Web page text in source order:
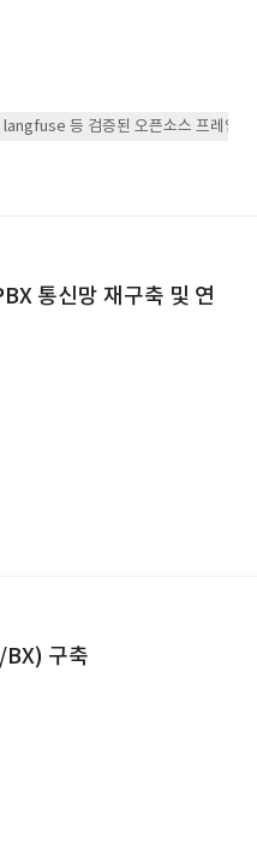
등 검증된 오픈소스 프레임워
통신망 재구축 및 연
BX) 구축